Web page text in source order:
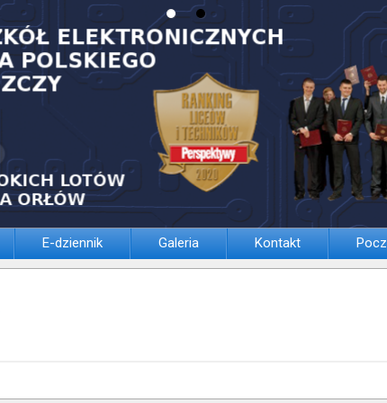
E-dziennik Galeria Kontakt